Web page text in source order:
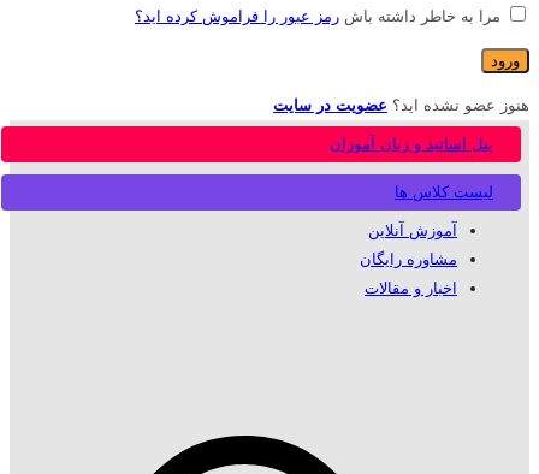
مرا به خاطر داشته باش رمز عبور را فراموش کرده اید؟
هنوز عضو نشده اید؟ عضویت در سایت
لیست کلاس ها
پنل اساتید و زبان آموزان
آموزش آنلاین
مشاوره رایگان
اخبار و مقالات